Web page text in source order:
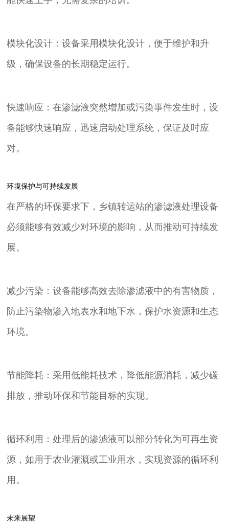
模块化设计：设备采用模块化设计，便于维护和升
级，确保设备的长期稳定运行。
快速响应：在渗滤液突然增加或污染事件发生时，设
备能够快速响应，迅速启动处理系统，保证及时应
对。
环境保护与可持续发展
在严格的环保要求下，乡镇转运站的渗滤液处理设备
必须能够有效减少对环境的影响，从而推动可持续发
展。
减少污染：设备能够高效去除渗滤液中的有害物质，
防止污染物渗入地表水和地下水，保护水资源和生态
环境。
节能降耗：采用低能耗技术，降低能源消耗，减少碳
排放，推动环保和节能目标的实现。
循环利用：处理后的渗滤液可以部分转化为可再生资
源，如用于农业灌溉或工业用水，实现资源的循环利
用。
未来展望